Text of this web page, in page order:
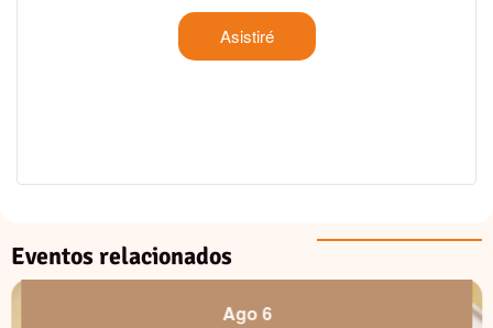
Asistiré
Eventos relacionados
Ago 6